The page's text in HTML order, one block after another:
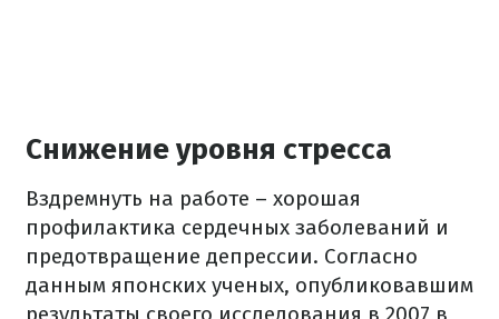
Снижение уровня стресса
Вздремнуть на работе – хорошая
профилактика сердечных заболеваний и
предотвращение депрессии. Согласно
данным японских ученых, опубликовавшим